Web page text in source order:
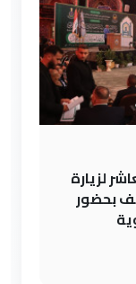
لزيارة
بحضور